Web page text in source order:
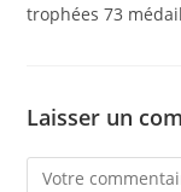
trophées 73
Laisser un